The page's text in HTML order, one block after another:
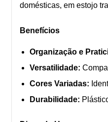
domésticas, em estojo
Benefícios
Organização e
Versatilidade:
Cores Variadas:
Durabilidade: